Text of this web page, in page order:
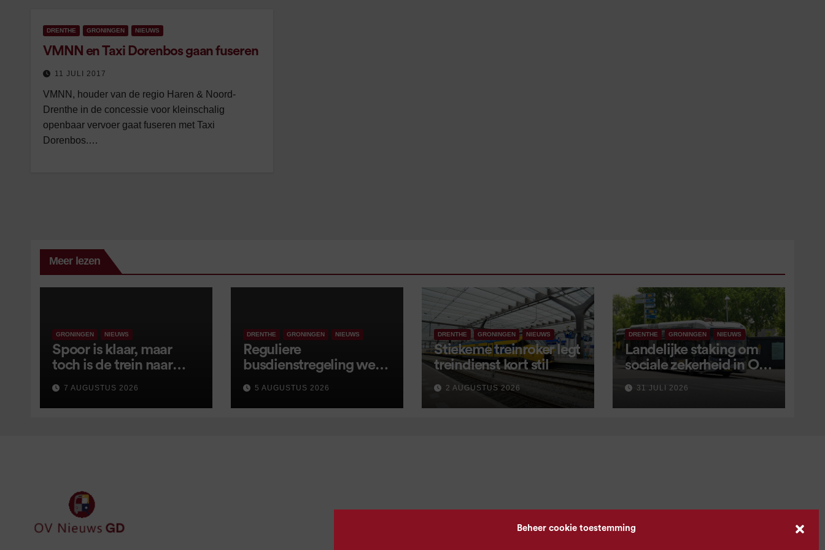
Beheer cookie toestemming
DRENTHE GRONINGEN NIEUWS
VMNN en Taxi Dorenbos gaan fuseren
11 JULI 2017
VMNN, houder van de regio Haren & Noord-
Drenthe in de concessie voor kleinschalig
openbaar vervoer gaat fuseren met Taxi
Dorenbos.…
Meer lezen
GRONINGEN NIEUWS
Spoor is klaar, maar
toch is de trein naar
Leer opnieuw vertraagd
7 AUGUSTUS 2026
DRENTHE GRONINGEN NIEUWS
Reguliere
busdienstregeling weer
van start, met kleine
wijzigingen
5 AUGUSTUS 2026
DRENTHE GRONINGEN NIEUWS
Stiekeme treinroker legt
treindienst kort stil
2 AUGUSTUS 2026
DRENTHE GRONINGEN NIEUWS
Landelijke staking om
sociale zekerheid in OV
aangekondigd voor 9
september
31 JULI 2026